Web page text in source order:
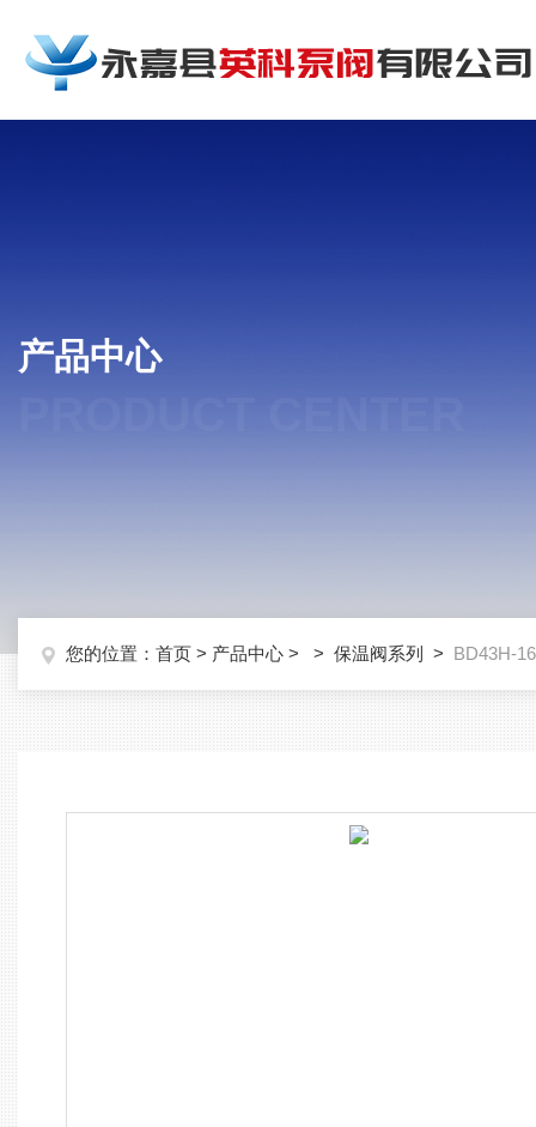
产品中心
您的位置： 首页 > 产品中心 > > 保温阀系列 > BD43H-